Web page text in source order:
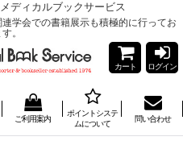
ィカルブックサービス
学会での書籍展示も積極的に行ってお
。
カート ログイン
ご利用案内
ポイントシステ
ムについて
問い合わせ